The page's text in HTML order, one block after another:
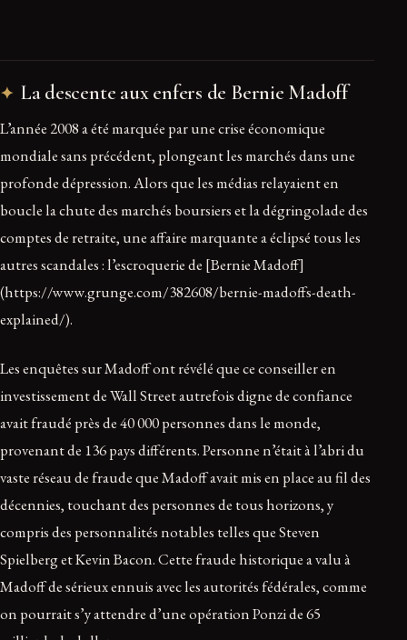
La descente aux enfers de Bernie Madoff
L’année 2008 a été marquée par une crise économique
mondiale sans précédent, plongeant les marchés dans une
profonde dépression. Alors que les médias relayaient en
boucle la chute des marchés boursiers et la dégringolade des
comptes de retraite, une affaire marquante a éclipsé tous les
autres scandales : l’escroquerie de [Bernie Madoff]
(https://www.grunge.com/382608/bernie-madoffs-death-
explained/).
Les enquêtes sur Madoff ont révélé que ce conseiller en
investissement de Wall Street autrefois digne de confiance
avait fraudé près de 40 000 personnes dans le monde,
provenant de 136 pays différents. Personne n’était à l’abri du
vaste réseau de fraude que Madoff avait mis en place au fil des
décennies, touchant des personnes de tous horizons, y
compris des personnalités notables telles que Steven
Spielberg et Kevin Bacon. Cette fraude historique a valu à
Madoff de sérieux ennuis avec les autorités fédérales, comme
on pourrait s’y attendre d’une opération Ponzi de 65